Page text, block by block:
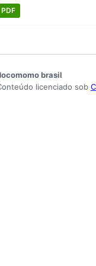
PDF
brasil
licenciado sob